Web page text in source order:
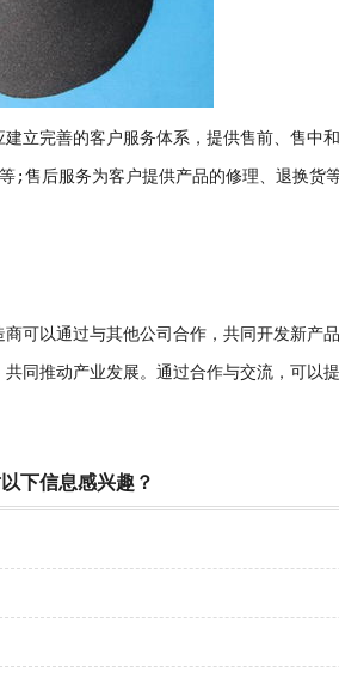
立完善的客户服务体系，提供售前、售中
售后服务为客户提供产品的修理、退换货
可以通过与其他公司合作，共同开发新产
同推动产业发展。通过合作与交流，可以
下信息感兴趣？